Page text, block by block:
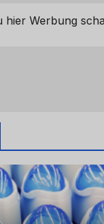
hier Werbung